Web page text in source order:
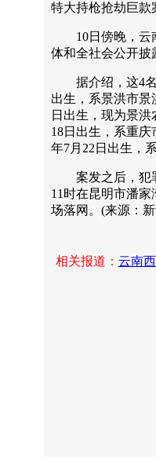
特大持枪抢劫巨款
10日傍晚，云南
体和全社会公开披
据介绍，这4名
出生，系景洪市景
日出生，现为景洪
18日出生，系重
年7月22日出生，
案发之后，犯罪
11时在昆明市潘
场落网。(来源：
相关报道： 云南